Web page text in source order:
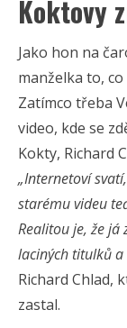
Koktovy
Jako hon na
manželka to,
Zatímco třeba
video, kde se
Kokty, Richard
„Internetoví
starému videu
Realitou je, že
laciných titulků a
Richard Chlad,
zastal.